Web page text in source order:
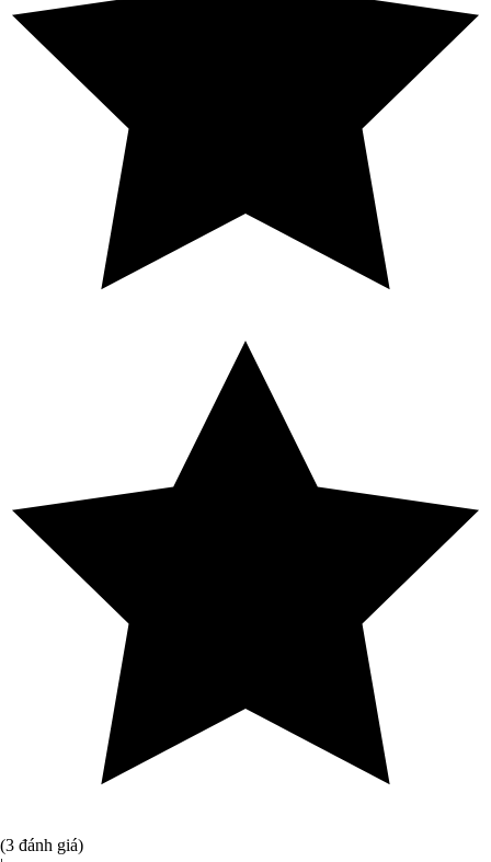
(3 đánh giá)